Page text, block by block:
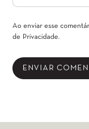
Ao enviar esse
de Privacidade.